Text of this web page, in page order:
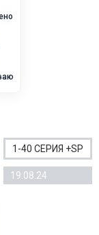
1-40 СЕРИЯ +SP
19.08.24